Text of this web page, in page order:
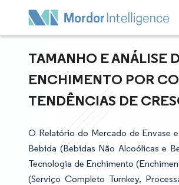
TAMANHO E ANÁLISE
ENCHIMENTO POR
TENDÊNCIAS DE
O Relatório do Mercado de Envase
Bebida (Bebidas Não Alcoólicas e
Tecnologia de Enchimento
(Serviço Completo Turnkey,